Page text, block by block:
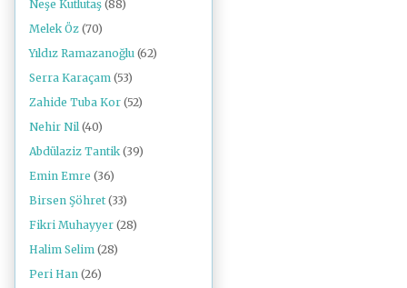
Neşe Kutlutaş (88)
Melek Öz (70)
Yıldız Ramazanoğlu (62)
Serra Karaçam (53)
Zahide Tuba Kor (52)
Nehir Nil (40)
Abdülaziz Tantik (39)
Emin Emre (36)
Birsen Şöhret (33)
Fikri Muhayyer (28)
Halim Selim (28)
Peri Han (26)